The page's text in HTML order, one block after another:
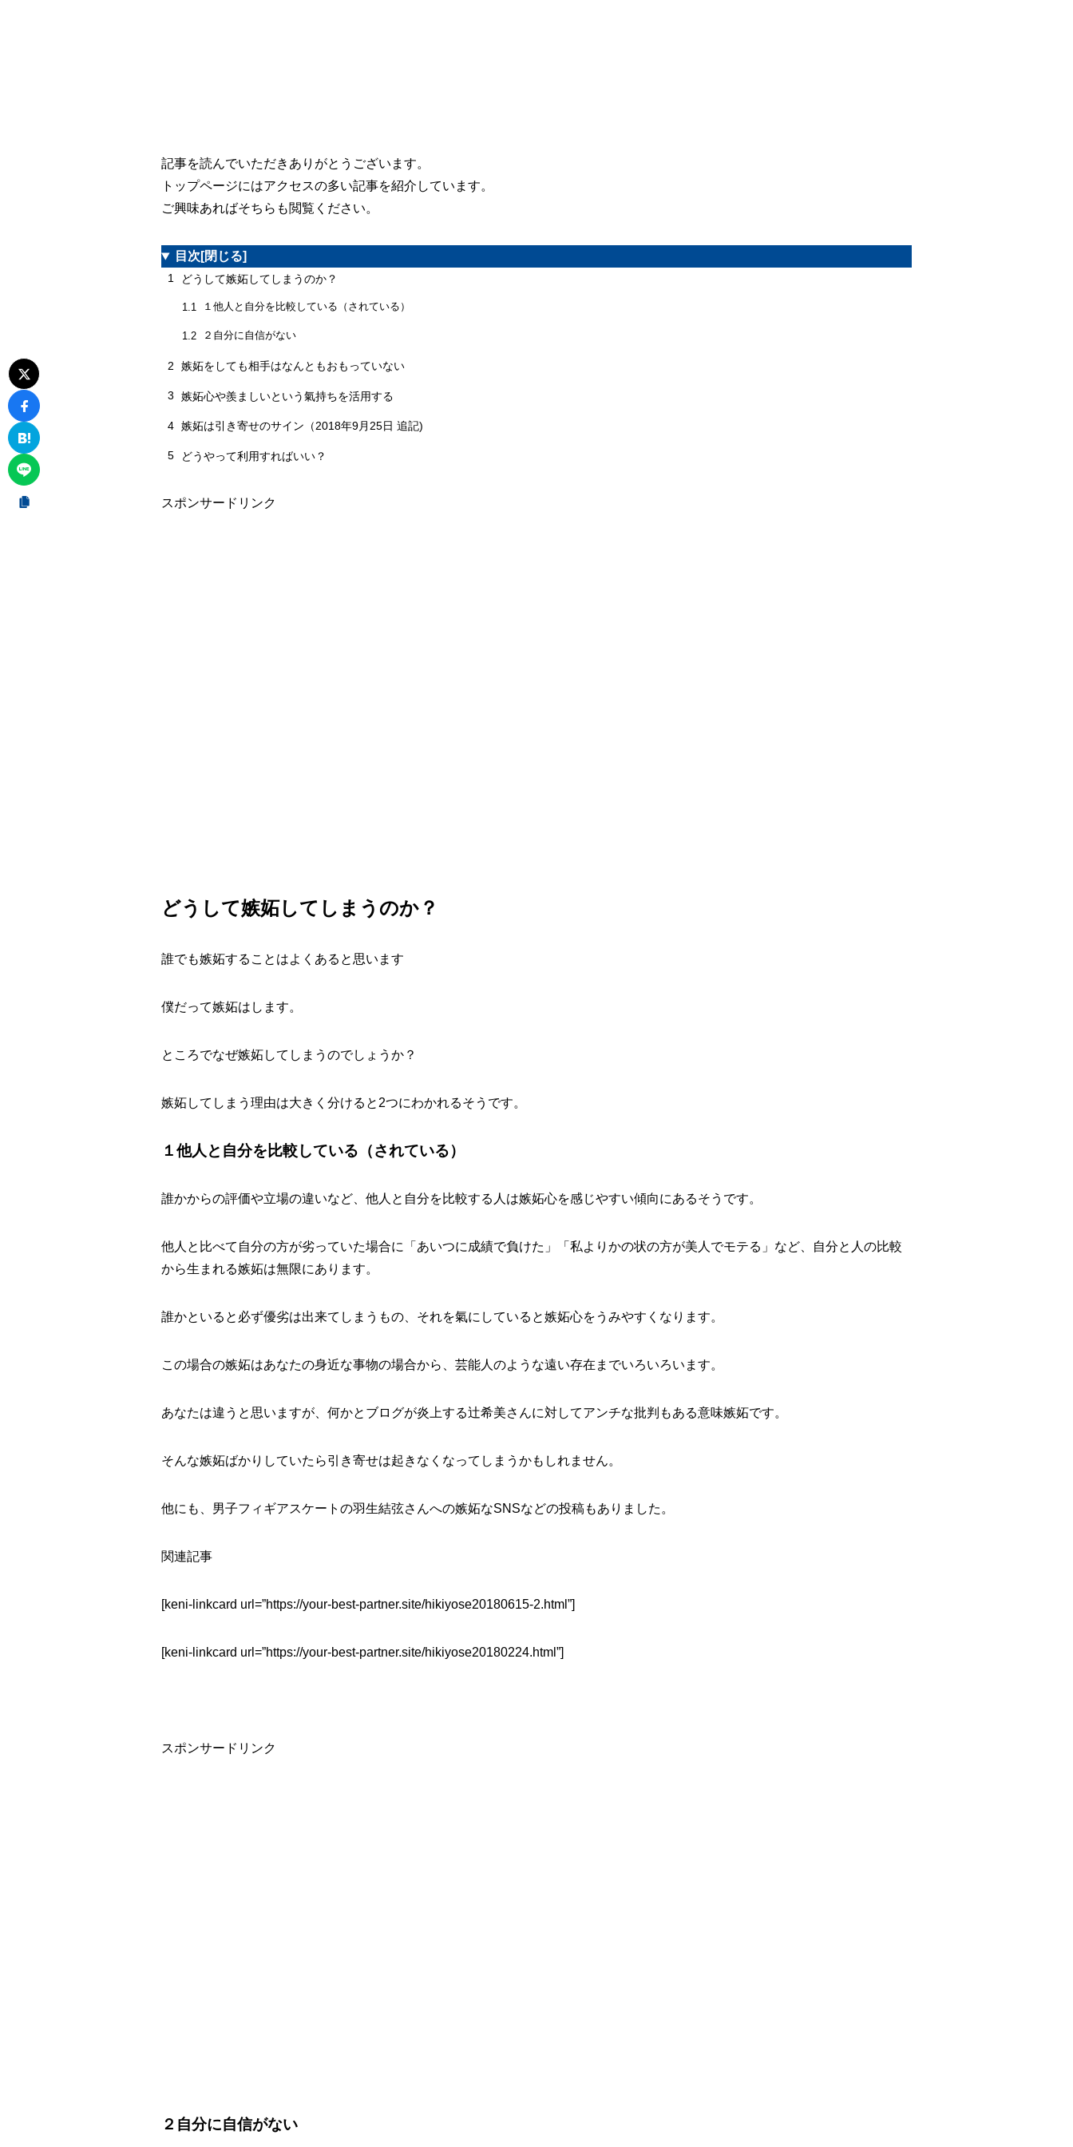
記事を読んでいただきありがとうございます。
トップページにはアクセスの多い記事を紹介しています。
ご興味あればそちらも閲覧ください。
目次 [閉じる]
1 どうして嫉妬してしまうのか？
1.1 １他人と自分を比較している（されている）
1.2 ２自分に自信がない
2 嫉妬をしても相手はなんともおもっていない
3 嫉妬心や羨ましいという氣持ちを活用する
4 嫉妬は引き寄せのサイン（2018年9月25日 追記)
5 どうやって利用すればいい？
スポンサードリンク
どうして嫉妬してしまうのか？
誰でも嫉妬することはよくあると思います
僕だって嫉妬はします。
ところでなぜ嫉妬してしまうのでしょうか？
嫉妬してしまう理由は大きく分けると2つにわかれるそうです。
１他人と自分を比較している（されている）
誰かからの評価や立場の違いなど、他人と自分を比較する人は嫉妬心を感じやすい傾向にあるそうです。
他人と比べて自分の方が劣っていた場合に「あいつに成績で負けた」「私よりかの状の方が美人でモテる」など、自分と人の比較
から生まれる嫉妬は無限にあります。
誰かといると必ず優劣は出来てしまうもの、それを氣にしていると嫉妬心をうみやすくなります。
この場合の嫉妬はあなたの身近な事物の場合から、芸能人のような遠い存在までいろいろいます。
あなたは違うと思いますが、何かとブログが炎上する辻希美さんに対してアンチな批判もある意味嫉妬です。
そんな嫉妬ばかりしていたら引き寄せは起きなくなってしまうかもしれません。
他にも、男子フィギアスケートの羽生結弦さんへの嫉妬なSNSなどの投稿もありました。
関連記事
[keni-linkcard url=”https://your-best-partner.site/hikiyose20180615-2.html”]
[keni-linkcard url=”https://your-best-partner.site/hikiyose20180224.html”]
スポンサードリンク
２自分に自信がない